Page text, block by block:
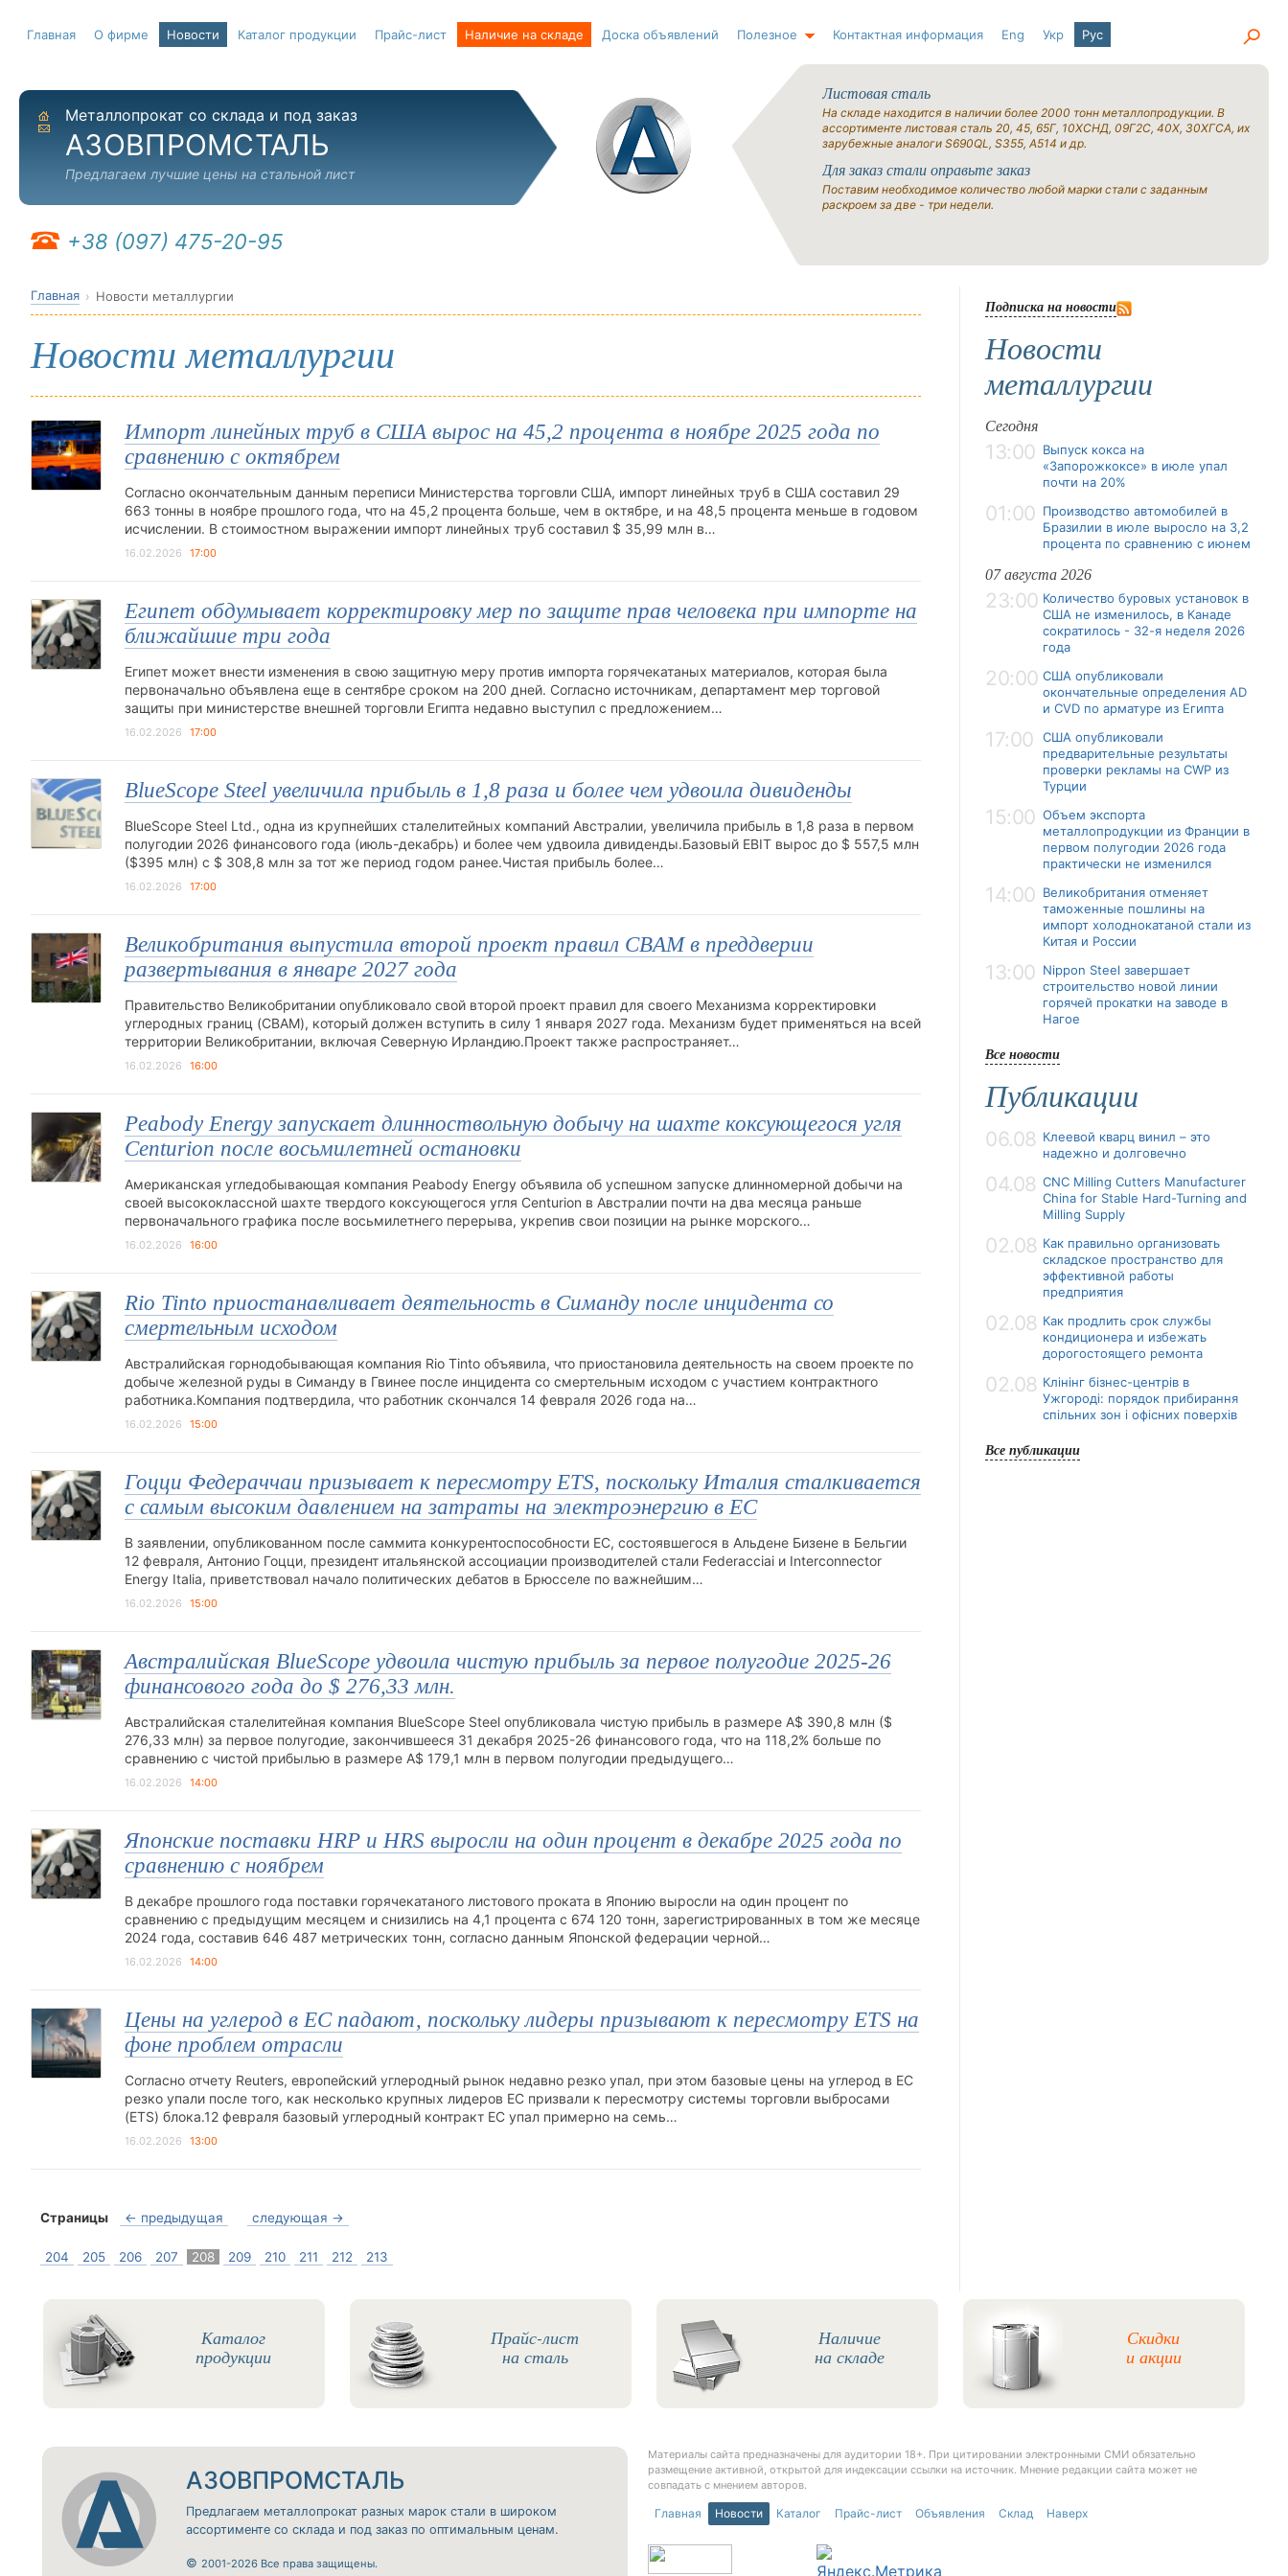
Главная О фирме Новости Каталог продукции Прайс-лист Наличие на складе Доска объявлений Полезное Контактная информация Eng Укр Рус
На главную
Отправить письмо
Металлопрокат со склада и под заказ
АЗОВПРОМСТАЛЬ
Предлагаем лучшие цены на стальной лист
+38 (097) 475-20-95
Листовая сталь
На складе находится в наличии более 2000 тонн металлопродукции. В
ассортименте листовая сталь 20, 45, 65Г, 10ХСНД, 09Г2С, 40Х, 30ХГСА, их
зарубежные аналоги S690QL, S355, A514 и др.
Для заказ стали оправьте заказ
Поставим необходимое количество любой марки стали с заданным
раскроем за две - три недели.
Главная Новости металлургии
Новости металлургии
Импорт линейных труб в США вырос на 45,2 процента в ноябре 2025 года по
сравнению с октябрем
Согласно окончательным данным переписи Министерства торговли США, импорт линейных труб в США составил 29
663 тонны в ноябре прошлого года, что на 45,2 процента больше, чем в октябре, и на 48,5 процента меньше в годовом
исчислении. В стоимостном выражении импорт линейных труб составил $ 35,99 млн в…
16.02.2026 17:00
Египет обдумывает корректировку мер по защите прав человека при импорте на
ближайшие три года
Египет может внести изменения в свою защитную меру против импорта горячекатаных материалов, которая была
первоначально объявлена еще в сентябре сроком на 200 дней. Согласно источникам, департамент мер торговой
защиты при министерстве внешней торговли Египта недавно выступил с предложением…
16.02.2026 17:00
BlueScope Steel увеличила прибыль в 1,8 раза и более чем удвоила дивиденды
BlueScope Steel Ltd., одна из крупнейших сталелитейных компаний Австралии, увеличила прибыль в 1,8 раза в первом
полугодии 2026 финансового года (июль-декабрь) и более чем удвоила дивиденды.Базовый EBIT вырос до $ 557,5 млн
($395 млн) с $ 308,8 млн за тот же период годом ранее.Чистая прибыль более…
16.02.2026 17:00
Великобритания выпустила второй проект правил CBAM в преддверии
развертывания в январе 2027 года
Правительство Великобритании опубликовало свой второй проект правил для своего Механизма корректировки
углеродных границ (CBAM), который должен вступить в силу 1 января 2027 года. Механизм будет применяться на всей
территории Великобритании, включая Северную Ирландию.Проект также распространяет…
16.02.2026 16:00
Peabody Energy запускает длинноствольную добычу на шахте коксующегося угля
Centurion после восьмилетней остановки
Американская угледобывающая компания Peabody Energy объявила об успешном запуске длинномерной добычи на
своей высококлассной шахте твердого коксующегося угля Centurion в Австралии почти на два месяца раньше
первоначального графика после восьмилетнего перерыва, укрепив свои позиции на рынке морского…
16.02.2026 16:00
Rio Tinto приостанавливает деятельность в Симанду после инцидента со
смертельным исходом
Австралийская горнодобывающая компания Rio Tinto объявила, что приостановила деятельность на своем проекте по
добыче железной руды в Симанду в Гвинее после инцидента со смертельным исходом с участием контрактного
работника.Компания подтвердила, что работник скончался 14 февраля 2026 года на…
16.02.2026 15:00
Гоцци Федераччаи призывает к пересмотру ETS, поскольку Италия сталкивается
с самым высоким давлением на затраты на электроэнергию в ЕС
В заявлении, опубликованном после саммита конкурентоспособности ЕС, состоявшегося в Альдене Бизене в Бельгии
12 февраля, Антонио Гоцци, президент итальянской ассоциации производителей стали Federacciai и Interconnector
Energy Italia, приветствовал начало политических дебатов в Брюсселе по важнейшим…
16.02.2026 15:00
Австралийская BlueScope удвоила чистую прибыль за первое полугодие 2025-26
финансового года до $ 276,33 млн.
Австралийская сталелитейная компания BlueScope Steel опубликовала чистую прибыль в размере A$ 390,8 млн ($
276,33 млн) за первое полугодие, закончившееся 31 декабря 2025-26 финансового года, что на 118,2% больше по
сравнению с чистой прибылью в размере A$ 179,1 млн в первом полугодии предыдущего…
16.02.2026 14:00
Японские поставки HRP и HRS выросли на один процент в декабре 2025 года по
сравнению с ноябрем
В декабре прошлого года поставки горячекатаного листового проката в Японию выросли на один процент по
сравнению с предыдущим месяцем и снизились на 4,1 процента с 674 120 тонн, зарегистрированных в том же месяце
2024 года, составив 646 487 метрических тонн, согласно данным Японской федерации черной…
16.02.2026 14:00
Цены на углерод в ЕС падают, поскольку лидеры призывают к пересмотру ETS на
фоне проблем отрасли
Согласно отчету Reuters, европейский углеродный рынок недавно резко упал, при этом базовые цены на углерод в ЕС
резко упали после того, как несколько крупных лидеров ЕС призвали к пересмотру системы торговли выбросами
(ETS) блока.12 февраля базовый углеродный контракт ЕС упал примерно на семь…
16.02.2026 13:00
Страницы ← предыдущая следующая →
204 205 206 207 208 209 210 211 212 213
Подписка на новости
Новости
металлургии
Сегодня
13:00 Выпуск кокса на
«Запорожкоксе» в июле упал
почти на 20%
01:00 Производство автомобилей в
Бразилии в июле выросло на 3,2
процента по сравнению с июнем
07 августа 2026
23:00 Количество буровых установок в
США не изменилось, в Канаде
сократилось - 32-я неделя 2026
года
20:00 США опубликовали
окончательные определения AD
и CVD по арматуре из Египта
17:00
США опубликовали
предварительные результаты
проверки рекламы на CWP из
Турции
15:00 Объем экспорта
металлопродукции из Франции в
первом полугодии 2026 года
практически не изменился
14:00 Великобритания отменяет
таможенные пошлины на
импорт холоднокатаной стали из
Китая и России
13:00 Nippon Steel завершает
строительство новой линии
горячей прокатки на заводе в
Нагое
Все новости
Публикации
06.08 Клеевой кварц винил – это
надежно и долговечно
04.08 CNC Milling Cutters Manufacturer
China for Stable Hard-Turning and
Milling Supply
02.08 Как правильно организовать
складское пространство для
эффективной работы
предприятия
02.08 Как продлить срок службы
кондиционера и избежать
дорогостоящего ремонта
02.08 Клінінг бізнес-центрів в
Ужгороді: порядок прибирання
спільних зон і офісних поверхів
Все публикации
Каталог
продукции
Прайс-лист
на сталь
Наличие
на складе
Скидки
и акции
АЗОВПРОМСТАЛЬ
Предлагаем металлопрокат разных марок стали в широком
ассортименте со склада и под заказ по оптимальным ценам.
© 2001-2026 Все права защищены.
Материалы сайта предназначены для аудитории 18+. При цитировании электронными СМИ обязательно
размещение активной, открытой для индексации ссылки на источник. Мнение редакции сайта может не
совпадать с мнением авторов.
Главная Новости Каталог Прайс-лист Объявления Склад Наверх